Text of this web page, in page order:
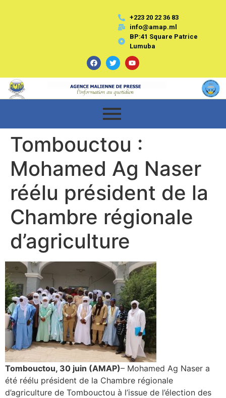
+223 20 22 36 83
info@amap.ml
BP:41 Square Patrice
Lumuba
Tombouctou :
Mohamed Ag Naser
réélu président de la
Chambre régionale
d’agriculture
Tombouctou, 30 juin (AMAP)– Mohamed Ag Naser a
été réélu président de la Chambre régionale
d’agriculture de Tombouctou à l’issue de l’élection des